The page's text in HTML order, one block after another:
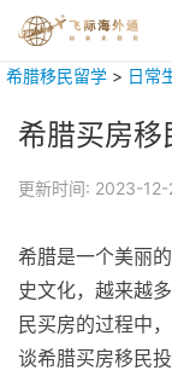
希腊移民留学 > 日常
希腊买房
更新时间: 2023-12-
希腊是一个美丽
史文化，越来越
民买房的过程中
谈希腊买房移民